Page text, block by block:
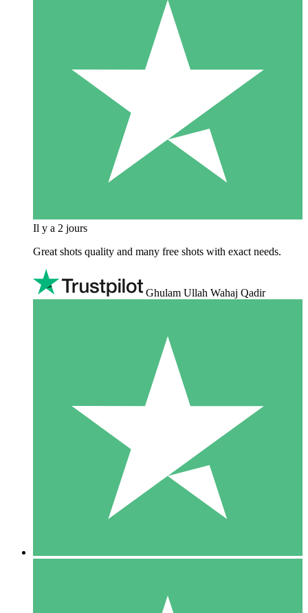
Il y a 2 jours
Great shots quality and many free shots with exact needs.
Ghulam Ullah Wahaj Qadir